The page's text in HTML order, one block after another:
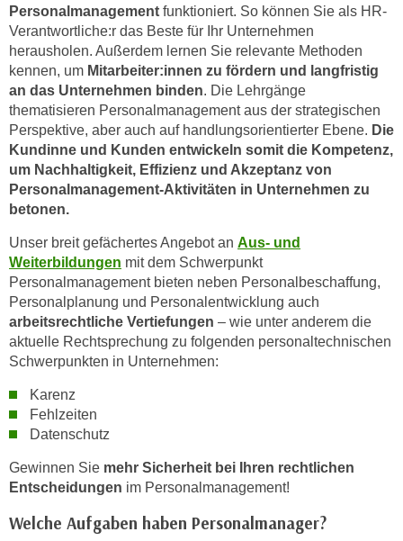
Personalmanagement funktioniert. So können Sie als HR-
Verantwortliche:r das Beste für Ihr Unternehmen
herausholen. Außerdem lernen Sie relevante Methoden
kennen, um Mitarbeiter:innen zu fördern und langfristig
an das Unternehmen binden. Die Lehrgänge
thematisieren Personalmanagement aus der strategischen
Perspektive, aber auch auf handlungsorientierter Ebene. Die
Kundinne und Kunden entwickeln somit die Kompetenz,
um Nachhaltigkeit, Effizienz und Akzeptanz von
Personalmanagement-Aktivitäten in Unternehmen zu
betonen.
Unser breit gefächertes Angebot an Aus- und
Weiterbildungen mit dem Schwerpunkt
Personalmanagement bieten neben Personalbeschaffung,
Personalplanung und Personalentwicklung auch
arbeitsrechtliche Vertiefungen – wie unter anderem die
aktuelle Rechtsprechung zu folgenden personaltechnischen
Schwerpunkten in Unternehmen:
Karenz
Fehlzeiten
Datenschutz
Gewinnen Sie mehr Sicherheit bei Ihren rechtlichen
Entscheidungen im Personalmanagement!
Welche Aufgaben haben Personalmanager?
,
d
e
r
D
a
t
e
n
s
c
h
u
t
z
e
r
k
l
ä
u
g